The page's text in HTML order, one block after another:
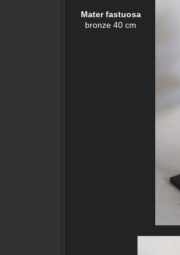
Mater fastuosa
bronze 40 cm